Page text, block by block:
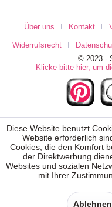
Über uns Kontakt
Widerrufsrecht
© 2023 -
Klicke bitte hier, um
Diese Website benutzt
Website erforderlich
Cookies, die den Komfort
der Direktwerbung
Websites und sozialen
mit Ihrer
Ablehnen